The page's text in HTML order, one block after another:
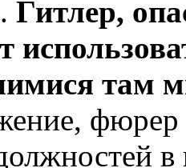
Гитлер,
там
фюрер